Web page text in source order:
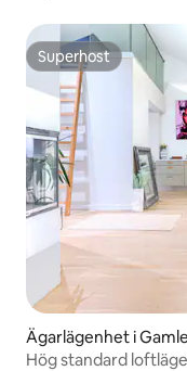
Superhost
Superhost
Ägarlägenhet i
Hög standard